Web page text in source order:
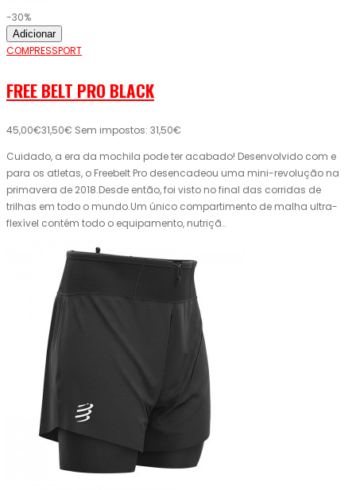
-30%
Adicionar
COMPRESSPORT
FREE BELT PRO BLACK
45,00€31,50€ Sem impostos: 31,50€
Cuidado, a era da mochila pode ter acabado! Desenvolvido com e
para os atletas, o Freebelt Pro desencadeou uma mini-revolução na
primavera de 2018.Desde então, foi visto no final das corridas de
trilhas em todo o mundo.Um único compartimento de malha ultra-
flexível contém todo o equipamento, nutriçã..